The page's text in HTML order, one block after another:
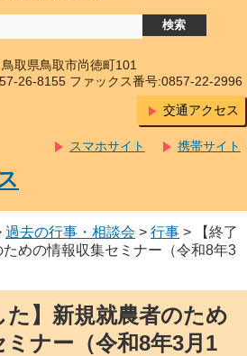
取県鳥取市尚徳町101
26-8155 ファックス番号:0857-22-2996
交通アクセス
携帯サイト
スマホサイト
過去の行事・相談会 > 行事 > 【終了
めの情報収集セミナー（令和8年3
た】新規就農者のため
ナー（令和8年3月1